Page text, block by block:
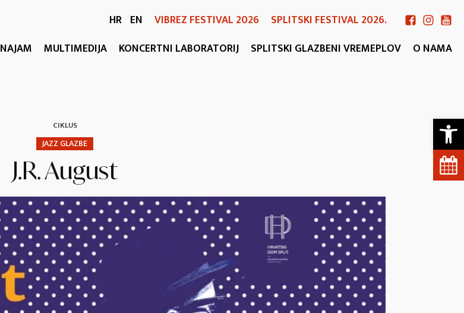
HR EN VIBREZ FESTIVAL 2026
SPLITSKI FESTIVAL 2026.
NAJAM MULTIMEDIJA KONCERTNI LABORATORIJ SPLITSKI GLAZBENI VREMEPLOV O NAMA
CIKLUS
JAZZ GLAZBE
J.R. August